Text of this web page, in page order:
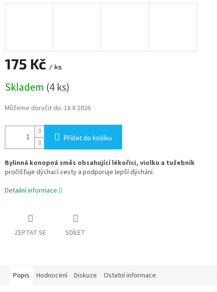
175 Kč / ks
cena:
Skladem (4 ks)
Můžeme doručit do: 18.8.2026
Přidat do košíku
Bylinná konopná směs obsahující lékořici, violku a tužebník
pročišťuje dýchací cesty a podporuje lepší dýchání.
Detailní informace
ZEPTAT SE SDÍLET
Popis Hodnocení Diskuze Ostatní informace